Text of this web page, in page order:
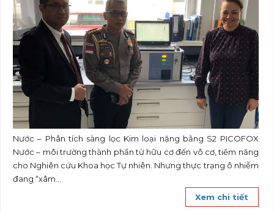
Nước – Phân tích sàng lọc Kim loại nặng bằng S2 PICOFOX
Nước – môi trường thành phần từ hữu cơ đến vô cơ, tiềm năng
cho Nghiên cứu Khoa học Tự nhiên. Nhưng thực trạng ô nhiễm
đang “xâm...
Xem chi tiết